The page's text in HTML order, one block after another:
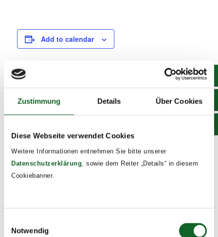
Zustimmung Details Über Cookies
Diese Webseite verwendet Cookies
Weitere Informationen entnehmen Sie bitte unserer
Datenschutzerklärung, sowie dem Reiter „Details“ in diesem
Cookiebanner.
Notwendig
Add to calendar
Date:
November 29, 2024
Time:
15:00 - 19:00
Event Tags:
2024/25